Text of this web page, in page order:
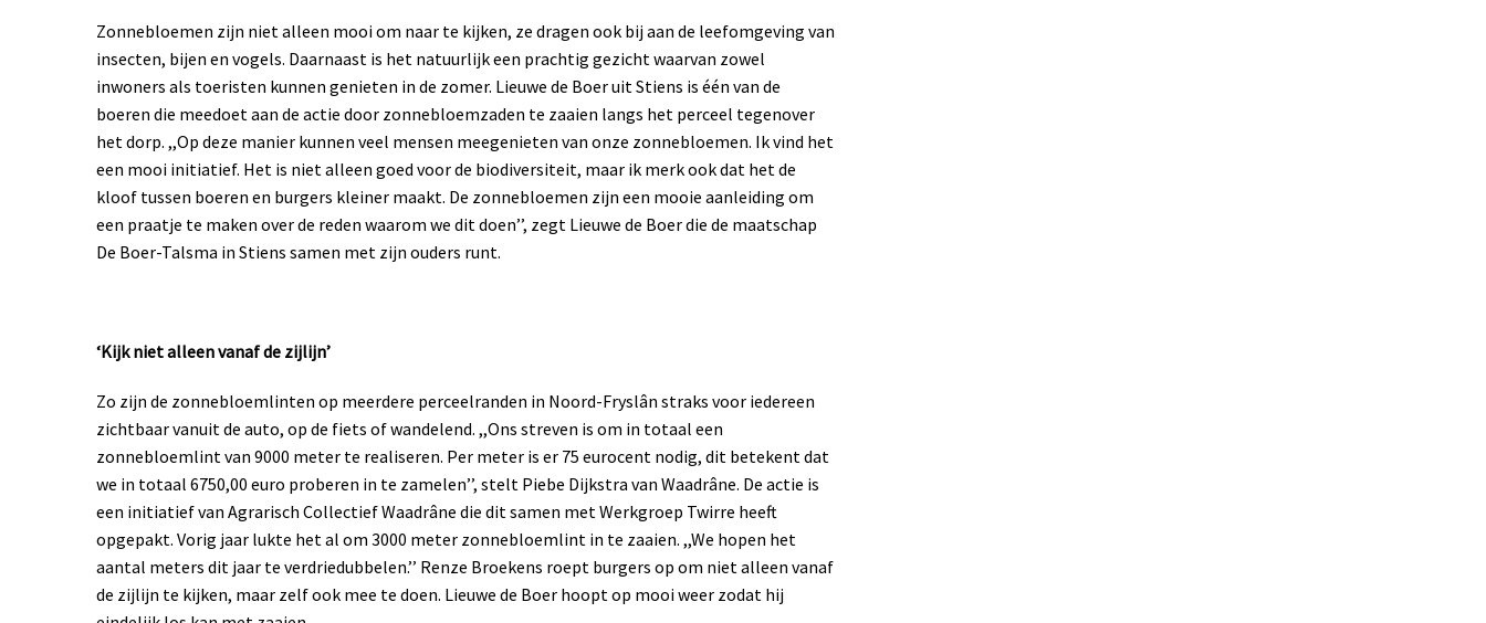
Zonnebloemen zijn niet alleen mooi om naar te kijken, ze dragen ook bij aan de leefomgeving van
insecten, bijen en vogels. Daarnaast is het natuurlijk een prachtig gezicht waarvan zowel
inwoners als toeristen kunnen genieten in de zomer. Lieuwe de Boer uit Stiens is één van de
boeren die meedoet aan de actie door zonnebloemzaden te zaaien langs het perceel tegenover
het dorp. ,,Op deze manier kunnen veel mensen meegenieten van onze zonnebloemen. Ik vind het
een mooi initiatief. Het is niet alleen goed voor de biodiversiteit, maar ik merk ook dat het de
kloof tussen boeren en burgers kleiner maakt. De zonnebloemen zijn een mooie aanleiding om
een praatje te maken over de reden waarom we dit doen’’, zegt Lieuwe de Boer die de maatschap
De Boer-Talsma in Stiens samen met zijn ouders runt.
‘Kijk niet alleen vanaf de zijlijn’
Zo zijn de zonnebloemlinten op meerdere perceelranden in Noord-Fryslân straks voor iedereen
zichtbaar vanuit de auto, op de fiets of wandelend. ,,Ons streven is om in totaal een
zonnebloemlint van 9000 meter te realiseren. Per meter is er 75 eurocent nodig, dit betekent dat
we in totaal 6750,00 euro proberen in te zamelen’’, stelt Piebe Dijkstra van Waadrâne. De actie is
een initiatief van Agrarisch Collectief Waadrâne die dit samen met Werkgroep Twirre heeft
opgepakt. Vorig jaar lukte het al om 3000 meter zonnebloemlint in te zaaien. ,,We hopen het
aantal meters dit jaar te verdriedubbelen.’’ Renze Broekens roept burgers op om niet alleen vanaf
de zijlijn te kijken, maar zelf ook mee te doen. Lieuwe de Boer hoopt op mooi weer zodat hij